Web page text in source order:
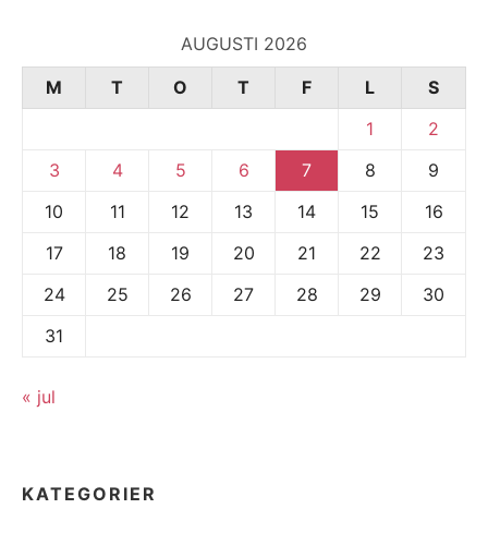
AUGUSTI 2026
M
T O T F L
S
1
2
3
4 5 6 7 8
9
10
11 12 13 14 15
16
17
18 19 20 21 22
23
24
25 26 27 28 29
30
31
« jul
KATEGORIER